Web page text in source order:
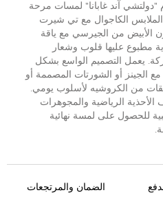
"دولتشي آند غابانا" لمسات مرحة
الكاجوال مع تي شيرت
الأبيض من الجيرسي مع ياقة
مطبوع عليها قلوب وشعار
يعمل التصميم الواسع بشكل
مع الجينز أو الشورتات المصممة أو
من الكروشيه لأسلوب يومي.
الأحذية الرياضية والمجوهرات
للحصول على لمسة نهائية
الضمان والمرتجعات